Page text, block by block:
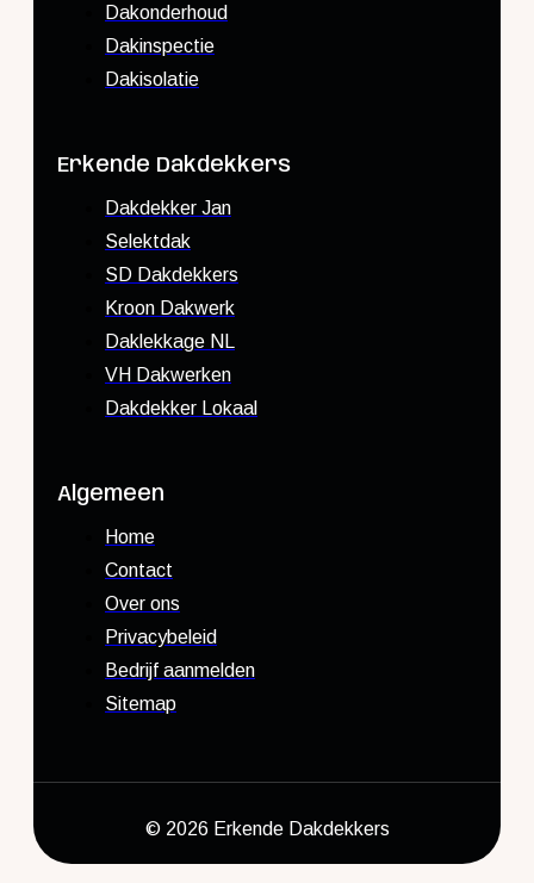
Dakonderhoud
Dakinspectie
Dakisolatie
Erkende Dakdekkers
Dakdekker Jan
Selektdak
SD Dakdekkers
Kroon Dakwerk
Daklekkage NL
VH Dakwerken
Dakdekker Lokaal
Algemeen
Home
Contact
Over ons
Privacybeleid
Bedrijf aanmelden
Sitemap
© 2026 Erkende Dakdekkers